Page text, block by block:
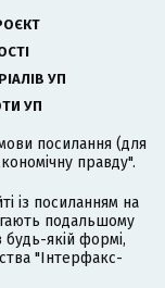
УП
УП
посилання (для
правду".
із посиланням на
подальшому
якій формі,
"Інтерфакс-